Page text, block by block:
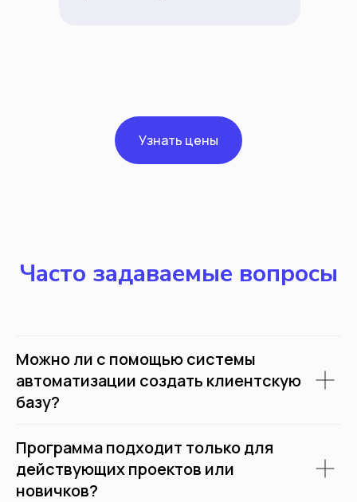
Узнать цены
Часто задаваемые вопросы
Можно ли с помощью системы
автоматизации создать клиентскую
базу?
Программа подходит только для
действующих проектов или
новичков?